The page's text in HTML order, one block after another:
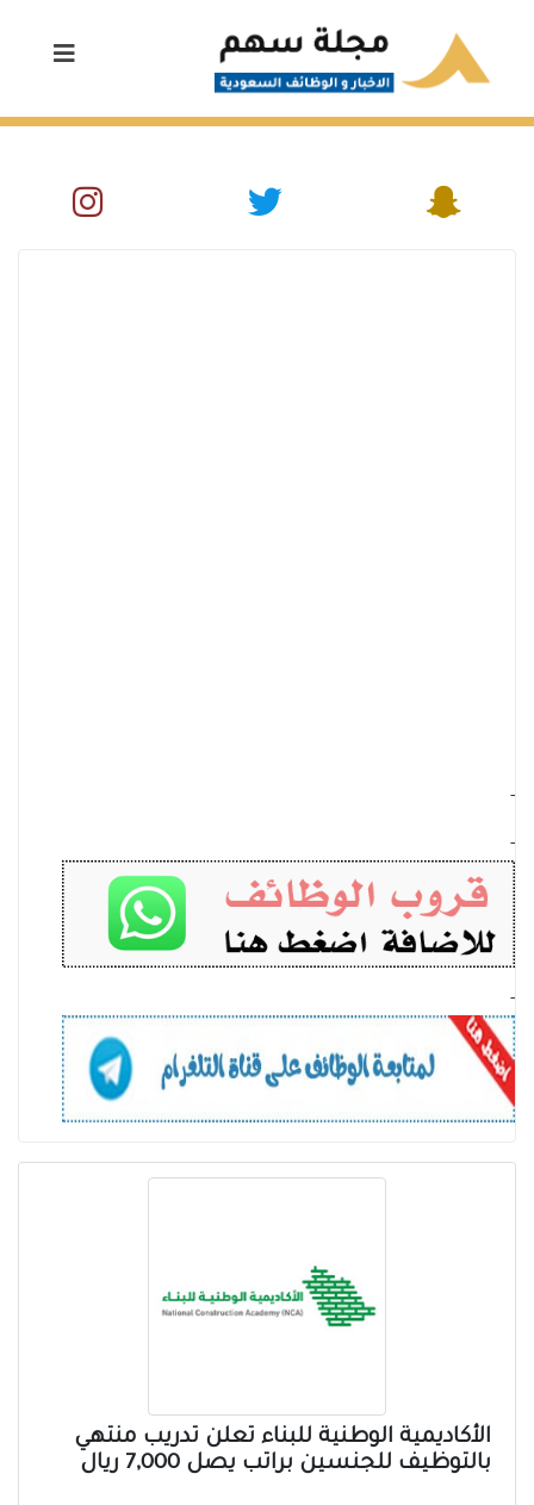
-
-
-
الأكاديمية الوطنية للبناء تعلن تدريب منتهي
بالتوظيف للجنسين براتب يصل 7,000 ريال